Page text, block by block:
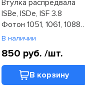
Втулка распредвала
ISBe, ISDe, ISF 3.8
Фотон 1051, 1061, 1088,
1089, 1108, 1126, 1128,
В наличии
850 руб. /шт.
В корзину